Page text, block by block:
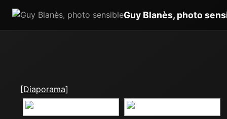
Guy Blanès, photo
[Diaporama]